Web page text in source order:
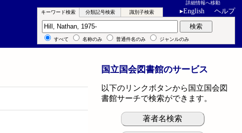
詳細情報へ移動
▸English ヘルプ
キーワード検索 分類記号検索 識別子検索
キーワード検索 検索
すべて 名称のみ 普通件名のみ ジャンルのみ
国立国会図書館のサービス
以下のリンクボタンから国立国会図
書館サーチで検索ができます。
著者名検索